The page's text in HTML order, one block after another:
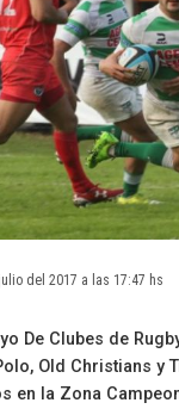
del 2017 a las 17:47 hs
De Clubes de
Old Christians y
en la Zona